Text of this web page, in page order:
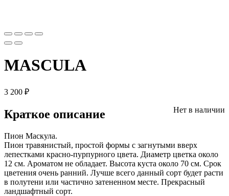
MASCULA
3 200 ₽
Нет в наличии
Краткое описание
Пион Маскула.
Пион травянистый, простой формы с загнутыми вверх
лепестками красно-пурпурного цвета. Диаметр цветка около
12 см. Ароматом не обладает. Высота куста около 70 см. Срок
цветения очень ранний. Лучше всего данный сорт будет расти
в полутени или частично затененном месте. Прекрасный
ландшафтный сорт.